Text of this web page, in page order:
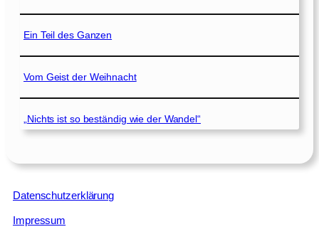
Ein Teil des Ganzen
Vom Geist der Weihnacht
„Nichts ist so beständig wie der Wandel“
Datenschutzerklärung
Impressum